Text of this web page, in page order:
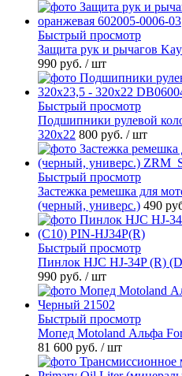
Быстрый просмотр
Защита рук и рычагов
990 руб. / шт
Быстрый просмотр
Подшипники рулевой
320x22 800 руб. / шт
Быстрый просмотр
Застежка ремешка для
(черный, универс.) 490
Быстрый просмотр
Пинлок HJC HJ-34P (R)
990 руб. / шт
Быстрый просмотр
Мопед Motoland Альфа
81 600 руб. / шт